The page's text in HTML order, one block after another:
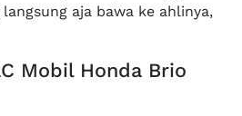
aja bawa ke ahlinya,
Mobil Honda Brio